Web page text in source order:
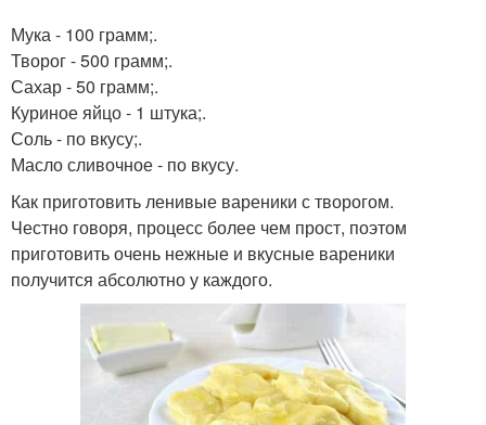
Мука - 100 грамм;.
Творог - 500 грамм;.
Сахар - 50 грамм;.
Куриное яйцо - 1 штука;.
Соль - по вкусу;.
Масло сливочное - по вкусу.
Как приготовить ленивые вареники с творогом.
Честно говоря, процесс более чем прост, поэтом
приготовить очень нежные и вкусные вареники
получится абсолютно у каждого.